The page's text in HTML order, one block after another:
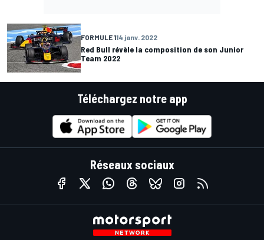
FORMULE 114 janv. 2022
Red Bull révèle la composition de son Junior
Team 2022
Téléchargez notre app
Réseaux sociaux